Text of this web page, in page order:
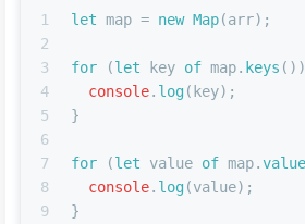
1
2
3
4
5
6
7
8
9
let map = new Map(arr);
for (let key of map. keys
console. log(key);
}
for (let value of map.
console. log(value);
}